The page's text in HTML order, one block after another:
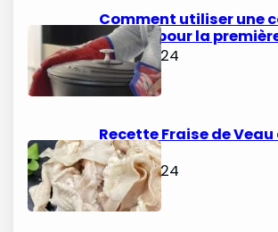
Comment utiliser une
minute pour la
juin 9, 2024
Recette Fraise de
Minute
juin 6, 2024